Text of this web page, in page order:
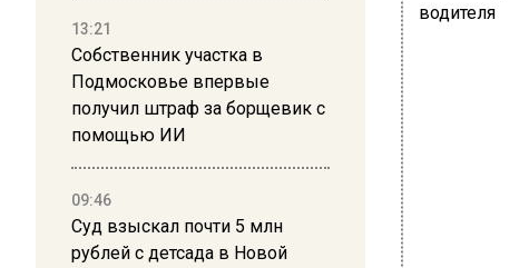
13:21
Собственник участка в
Подмосковье впервые
получил штраф за борщевик с
помощью ИИ
09:46
Суд взыскал почти 5 млн
рублей с детсада в Новой